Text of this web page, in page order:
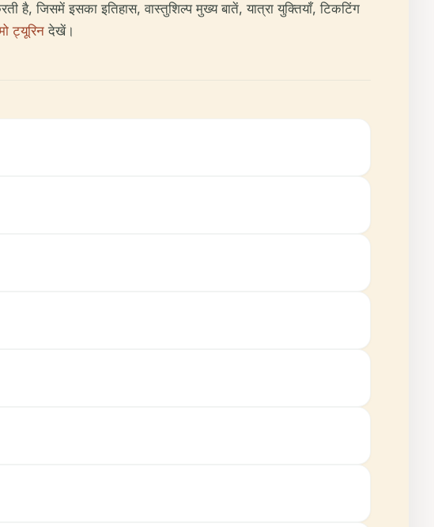
है, जिसमें इसका इतिहास, वास्तुशिल्प मुख्य बातें, यात्रा युक्तियाँ, टिकटिंग
ट्यूरिन देखें।